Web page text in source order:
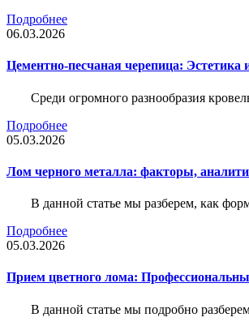
Подробнее
06.03.2026
Цементно-песчаная черепица: Эстетика
Среди огромного разнообразия
Подробнее
05.03.2026
Лом черного металла: факторы,
В данной статье мы разберем, как
Подробнее
05.03.2026
Прием цветного лома:
В данной статье мы подробно